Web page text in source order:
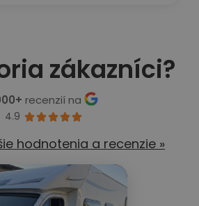
zákazníci?
recenzií na
4.9 
hodnotenia a recenzie »